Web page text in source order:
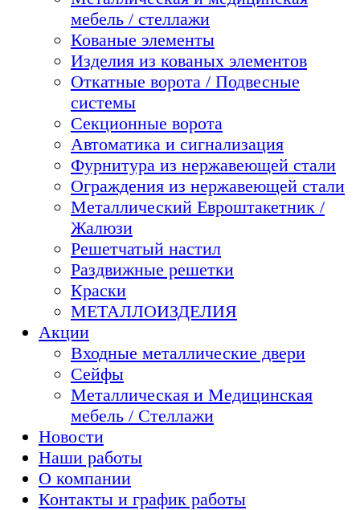
мебель / стеллажи
Кованые элементы
Изделия из кованых элементов
Откатные ворота / Подвесные
системы
Секционные ворота
Автоматика и сигнализация
Фурнитура из нержавеющей стали
Ограждения из нержавеющей стали
Металлический Евроштакетник /
Жалюзи
Решетчатый настил
Раздвижные решетки
Краски
МЕТАЛЛОИЗДЕЛИЯ
Акции
Входные металлические двери
Сейфы
Металлическая и Медицинская
мебель / Стеллажи
Новости
Наши работы
О компании
Контакты и график работы